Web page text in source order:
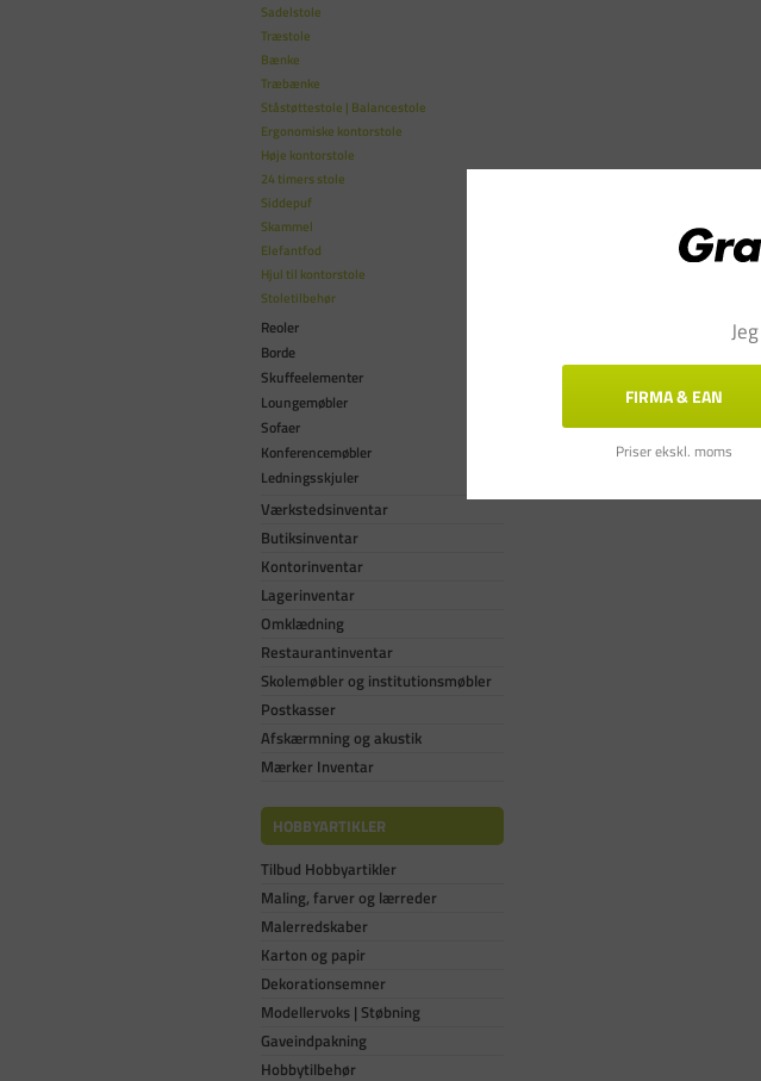
Sadelstole
Træstole
Bænke
Træbænke
Ståstøttestole | Balancestole
Ergonomiske kontorstole
Høje kontorstole
24 timers stole
Siddepuf
Skammel
Elefantfod
Hjul til kontorstole
Stoletilbehør
Reoler
Borde
Skuffeelementer
Loungemøbler
Sofaer
Konferencemøbler
Ledningsskjuler
Værkstedsinventar
Butiksinventar
Kontorinventar
Lagerinventar
Omklædning
Restaurantinventar
Skolemøbler og institutionsmøbler
Postkasser
Afskærmning og akustik
Mærker Inventar
HOBBYARTIKLER
Tilbud Hobbyartikler
Maling, farver og lærreder
Malerredskaber
Karton og papir
Dekorationsemner
Modellervoks | Støbning
Gaveindpakning
Hobbytilbehør
FIRMA & EAN
Priser ekskl. moms